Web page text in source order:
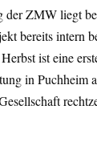
der ZMW liegt
bereits intern
ist eine
in Puchheim